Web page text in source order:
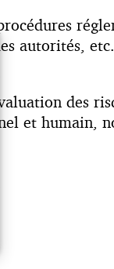
autorités,
des
et humain,